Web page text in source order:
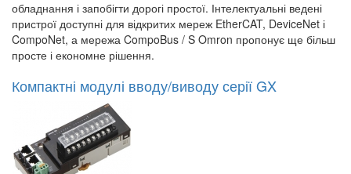
обладнання і запобігти дорогі простої. Інтелектуальні ведені
пристрої доступні для відкритих мереж EtherCAT, DeviceNet і
CompoNet, а мережа CompoBus / S Omron пропонує ще більш
просте і економне рішення.
Компактні модулі вводу/виводу серії GX